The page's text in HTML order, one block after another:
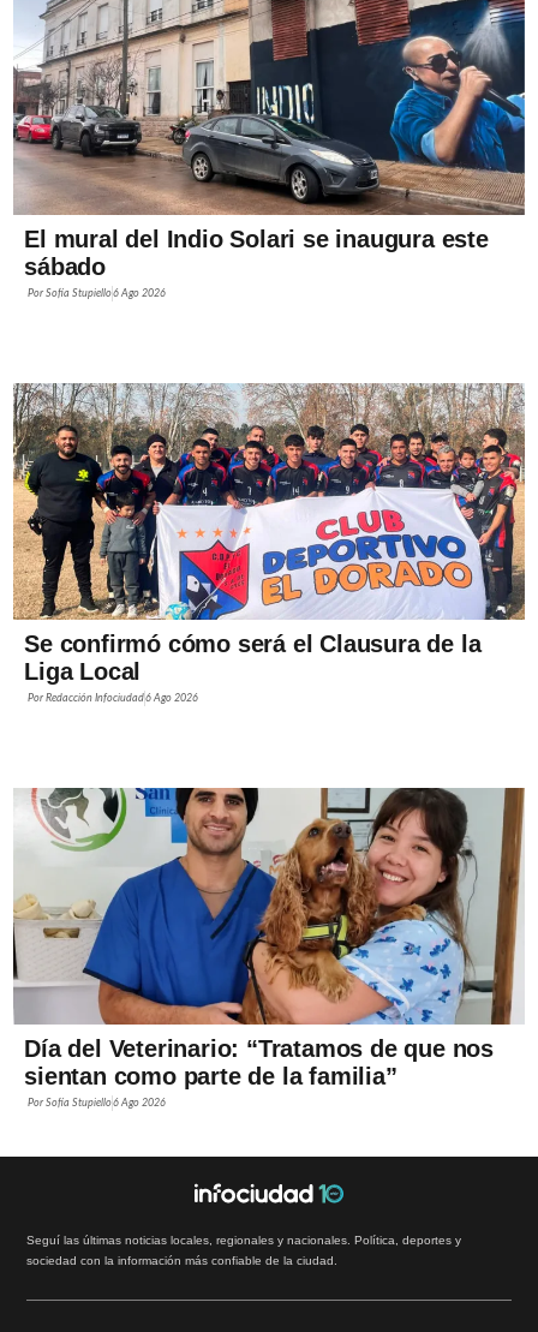
El mural del Indio Solari se inaugura este
sábado
PorSofía Stupiello6 Ago 2026
Se confirmó cómo será el Clausura de la
Liga Local
PorRedacción Infociudad6 Ago 2026
Día del Veterinario: “Tratamos de que nos
sientan como parte de la familia”
PorSofía Stupiello6 Ago 2026
Seguí las últimas noticias locales, regionales y nacionales. Política, deportes y
sociedad con la información más confiable de la ciudad.